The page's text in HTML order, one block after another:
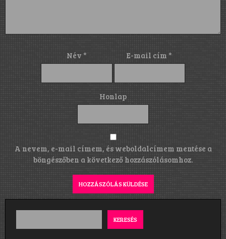
Név * E-mail cím*
Honlap
A nevem, e-mail címem, és weboldalcímem mentése a
böngészőben a következő hozzászólásomhoz.
KERESÉS